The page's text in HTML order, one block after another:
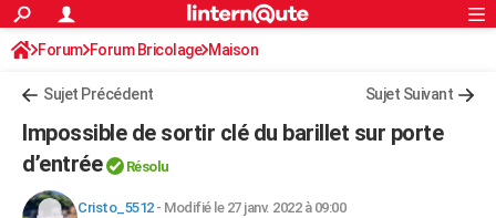
ACTUALITÉS
Politique
Société
Faits Divers
Education
Monde
Villes
+
Programme TV
TNTStreaming
Cinéma
Sorties cinéma
Musique
FINANCE
Retraite
Impôts
Epargne
Immobilier
Risques naturels par ville
Banque
Assurance
Crédit
AUTO
S'inscrire
Connexion
Forum Forum Bricolage Maison
Sujet Précédent Sujet Suivant
Impossible de sortir clé du barillet sur porte
d’entrée
Résolu
Cristo_5512- Modifié le 27 janv. 2022 à 09:00